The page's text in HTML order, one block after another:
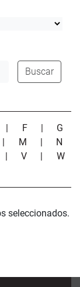
Buscar
| F | G
| M | N
|V | W
seleccionados.